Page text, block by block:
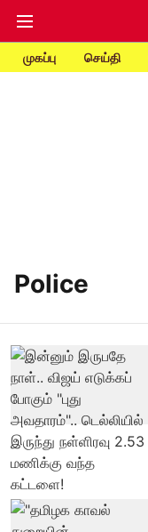
முகப்பு செய்தி
Police